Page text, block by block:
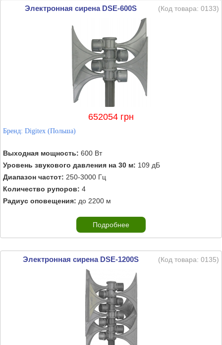
Электронная сирена DSE-600S (Код товара: 0133)
652054 грн
Бренд: Digitex (Польша)
Выходная мощность: 600 Вт
Уровень звукового давления на 30 м: 109 дБ
Диапазон частот: 250-3000 Гц
Количество рупоров: 4
Радиус оповещения: до 2200 м
Подробнее
Электронная сирена DSE-1200S (Код товара: 0135)